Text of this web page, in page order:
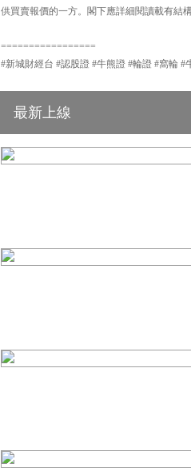
供買賣報價的一方。閣下應詳細閱讀載有結
=================
#新城財經台 #認股證 #牛熊證 #輪證 #窩輪 #
最新上線